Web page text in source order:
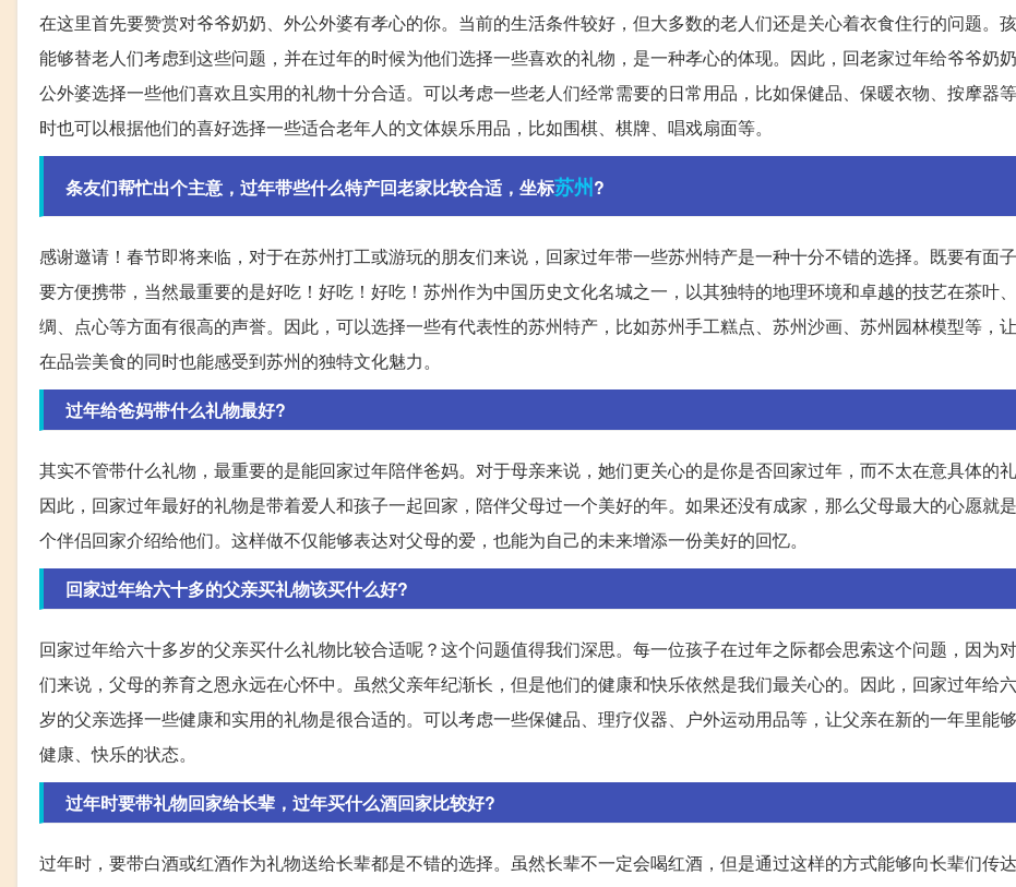
在这里首先要赞赏对爷爷奶奶、外公外婆有孝心的你。当前的生活条件较好，但大多数的老人们还是关心着衣食住行的问题。
能够替老人们考虑到这些问题，并在过年的时候为他们选择一些喜欢的礼物，是一种孝心的体现。因此，回老家过年给爷爷奶
公外婆选择一些他们喜欢且实用的礼物十分合适。可以考虑一些老人们经常需要的日常用品，比如保健品、保暖衣物、按摩器
时也可以根据他们的喜好选择一些适合老年人的文体娱乐用品，比如围棋、棋牌、唱戏扇面等。
条友们帮忙出个主意，过年带些什么特产回老家比较合适，坐标苏州?
感谢邀请！春节即将来临，对于在苏州打工或游玩的朋友们来说，回家过年带一些苏州特产是一种十分不错的选择。既要有面
要方便携带，当然最重要的是好吃！好吃！好吃！苏州作为中国历史文化名城之一，以其独特的地理环境和卓越的技艺在茶叶
绸、点心等方面有很高的声誉。因此，可以选择一些有代表性的苏州特产，比如苏州手工糕点、苏州沙画、苏州园林模型等，
在品尝美食的同时也能感受到苏州的独特文化魅力。
过年给爸妈带什么礼物最好?
其实不管带什么礼物，最重要的是能回家过年陪伴爸妈。对于母亲来说，她们更关心的是你是否回家过年，而不太在意具体的礼
因此，回家过年最好的礼物是带着爱人和孩子一起回家，陪伴父母过一个美好的年。如果还没有成家，那么父母最大的心愿就
个伴侣回家介绍给他们。这样做不仅能够表达对父母的爱，也能为自己的未来增添一份美好的回忆。
回家过年给六十多的父亲买礼物该买什么好?
回家过年给六十多岁的父亲买什么礼物比较合适呢？这个问题值得我们深思。每一位孩子在过年之际都会思索这个问题，因为
们来说，父母的养育之恩永远在心怀中。虽然父亲年纪渐长，但是他们的健康和快乐依然是我们最关心的。因此，回家过年给
岁的父亲选择一些健康和实用的礼物是很合适的。可以考虑一些保健品、理疗仪器、户外运动用品等，让父亲在新的一年里能
健康、快乐的状态。
过年时要带礼物回家给长辈，过年买什么酒回家比较好?
过年时，要带白酒或红酒作为礼物送给长辈都是不错的选择。虽然长辈不一定会喝红酒，但是通过这样的方式能够向长辈们传